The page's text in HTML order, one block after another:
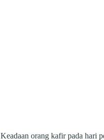
Keadaan orang kafir pada hari